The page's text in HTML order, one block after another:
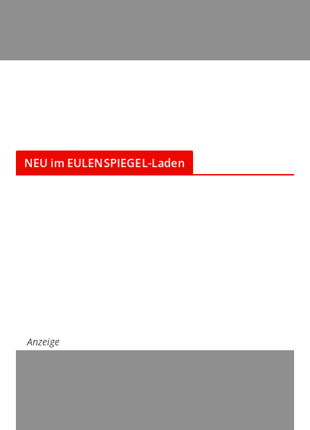
NEU im EULENSPIEGEL-Laden
Anzeige